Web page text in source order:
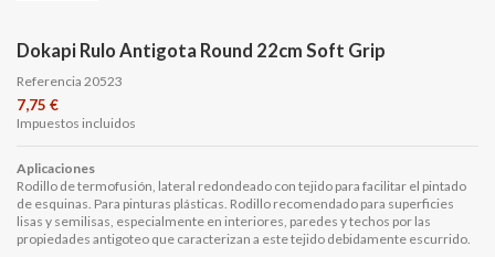
Dokapi Rulo Antigota Round 22cm Soft Grip
Referencia 20523
7,75 €
Impuestos incluidos
Aplicaciones
Rodillo de termofusión, lateral redondeado con tejido para facilitar el pintado
de esquinas. Para pinturas plásticas. Rodillo recomendado para superficies
lisas y semilisas, especialmente en interiores, paredes y techos por las
propiedades antigoteo que caracterizan a este tejido debidamente escurrido.